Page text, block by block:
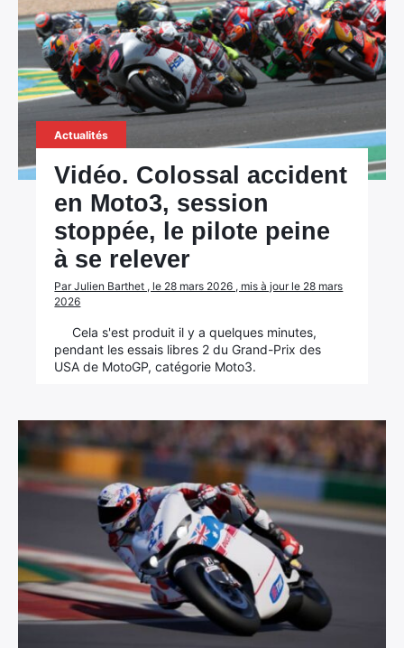
Actualités
Vidéo. Colossal accident
en Moto3, session
stoppée, le pilote peine
à se relever
Par Julien Barthet , le 28 mars 2026 , mis à jour le 28 mars
2026
Cela s'est produit il y a quelques minutes,
pendant les essais libres 2 du Grand-Prix des
USA de MotoGP, catégorie Moto3.